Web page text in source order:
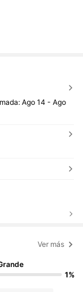
Ago 14 - Ago
Ver más
1%